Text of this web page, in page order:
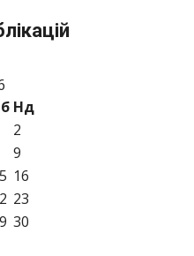
Нд
2
9
16
23
30